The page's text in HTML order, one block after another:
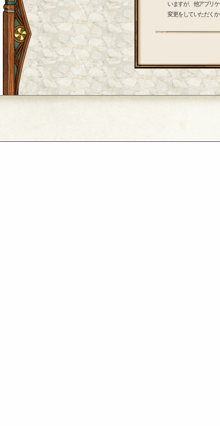
いますが、他アプリ
変更をしていただく